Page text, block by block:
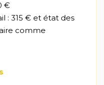
€
: 315 € et état des
comme